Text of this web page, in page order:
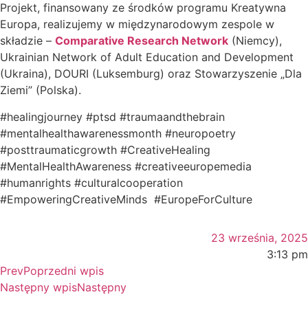
Projekt, finansowany ze środków programu Kreatywna
Europa, realizujemy w międzynarodowym zespole w
składzie – Comparative Research Network (Niemcy),
Ukrainian Network of Adult Education and Development
(Ukraina), DOURI (Luksemburg) oraz Stowarzyszenie „Dla
Ziemi” (Polska).
#healingjourney #ptsd #traumaandthebrain
#mentalhealthawarenessmonth #neuropoetry
#posttraumaticgrowth #CreativeHealing
#MentalHealthAwareness #creativeeuropemedia
#humanrights #culturalcooperation
#EmpoweringCreativeMinds #EuropeForCulture
23 września, 2025
3:13 pm
PrevPoprzedni wpis
Następny wpisNastępny